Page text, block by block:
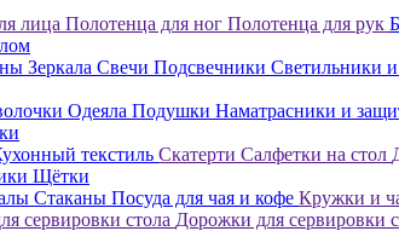
лица Полотенца для ног Полотенца для рук
Зеркала Свечи Подсвечники Светильники
Одеяла Подушки Наматрасники и
текстиль Скатерти Салфетки на стол
Щётки
Стаканы Посуда для чая и кофе Кружки и
сервировки стола Дорожки для сервировки